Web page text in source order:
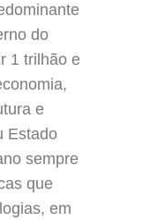
do
1 trilhão e
e
Estado
sempre
que
em